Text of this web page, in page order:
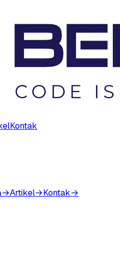
Kontak
→Artikel→Kontak→